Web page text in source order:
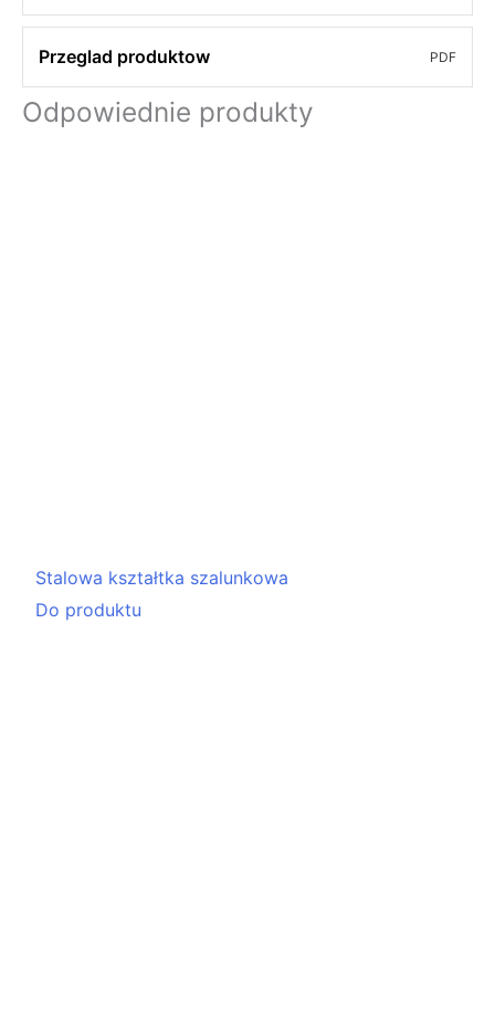
Przeglad produktow PDF
Odpowiednie produkty
Stalowa kształtka szalunkowa
Do produktu